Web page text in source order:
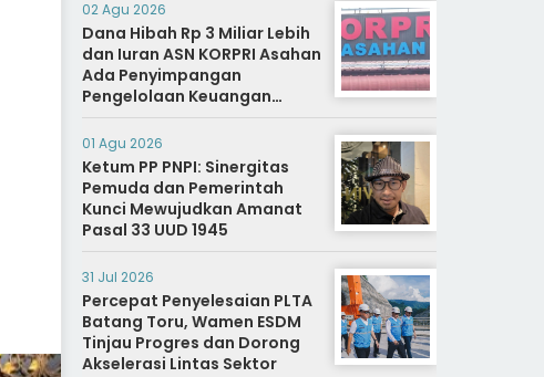
02 Agu 2026
Dana Hibah Rp 3 Miliar Lebih
dan Iuran ASN KORPRI Asahan
Ada Penyimpangan
Pengelolaan Keuangan
Dipertanyakan, Aparat
Diminta Segera Usut
01 Agu 2026
Ketum PP PNPI: Sinergitas
Pemuda dan Pemerintah
Kunci Mewujudkan Amanat
Pasal 33 UUD 1945
31 Jul 2026
Percepat Penyelesaian PLTA
Batang Toru, Wamen ESDM
Tinjau Progres dan Dorong
Akselerasi Lintas Sektor